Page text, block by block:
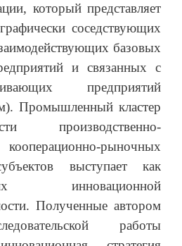
который представляет
соседствующих
базовых
и связанных с
предприятий
Промышленный кластер
производственно-
рыночных
выступает как
Полученные автором
работы